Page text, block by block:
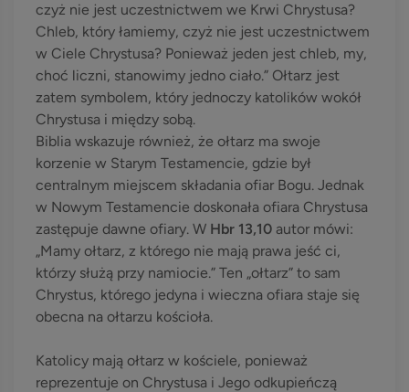
czyż nie jest uczestnictwem we Krwi Chrystusa?
Chleb, który łamiemy, czyż nie jest uczestnictwem
w Ciele Chrystusa? Ponieważ jeden jest chleb, my,
choć liczni, stanowimy jedno ciało.” Ołtarz jest
zatem symbolem, który jednoczy katolików wokół
Chrystusa i między sobą.
Biblia wskazuje również, że ołtarz ma swoje
korzenie w Starym Testamencie, gdzie był
centralnym miejscem składania ofiar Bogu. Jednak
w Nowym Testamencie doskonała ofiara Chrystusa
zastępuje dawne ofiary. W Hbr 13,10 autor mówi:
„Mamy ołtarz, z którego nie mają prawa jeść ci,
którzy służą przy namiocie.” Ten „ołtarz” to sam
Chrystus, którego jedyna i wieczna ofiara staje się
obecna na ołtarzu kościoła.
Katolicy mają ołtarz w kościele, ponieważ
reprezentuje on Chrystusa i Jego odkupieńczą